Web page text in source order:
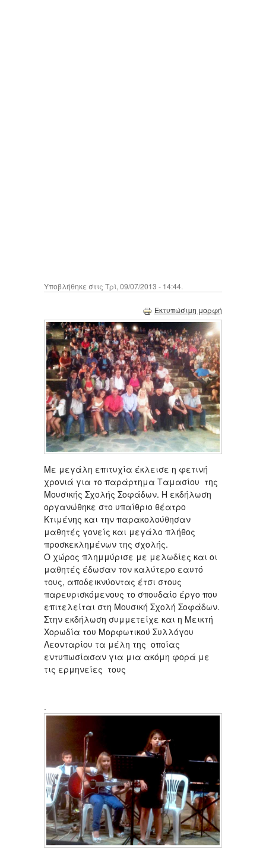
Υποβλήθηκε στις Τρί, 09/07/2013 - 14:44.
Εκτυπώσιμη μορφή
Με μεγάλη επιτυχία έκλεισε η φετινή
χρονιά για το παράρτημα Ταμασίου της
Μουσικής Σχολής Σοφάδων. Η εκδήλωση
οργανώθηκε στο υπαίθριο θέατρο
Κτιμένης και την παρακολούθησαν
μαθητές γονείς και μεγάλο πλήθος
προσκεκλημένων της σχολής.
Ο χώρος πλημμύρισε με μελωδίες και οι
μαθητές έδωσαν τον καλύτερο εαυτό
τους, αποδεικνύοντας έτσι στους
παρευρισκόμενους το σπουδαίο έργο που
επιτελείται στη Μουσική Σχολή Σοφάδων.
Στην εκδήλωση συμμετείχε και η Μεικτή
Χορωδία του Μορφωτικού Συλλόγου
Λεονταρίου τα μέλη της οποίας
εντυπωσίασαν για μια ακόμη φορά με
τις ερμηνείες τους
.